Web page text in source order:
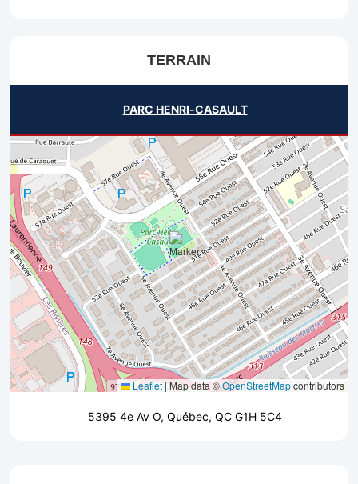
TERRAIN
PARC HENRI-CASAULT
Leaflet|Map data ©OpenStreetMapcontributors
5395 4e Av O, Québec, QC G1H 5C4